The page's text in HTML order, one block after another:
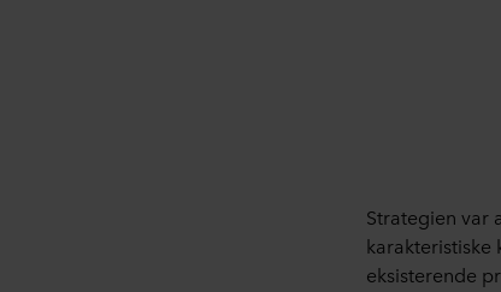
Strategien var
karakteristiske
eksisterende